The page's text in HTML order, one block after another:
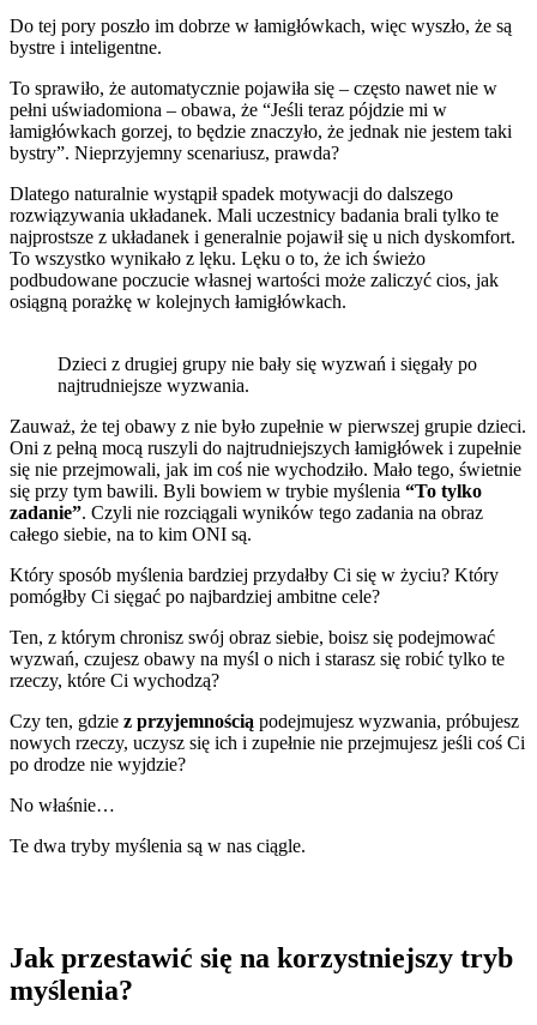
Do tej pory poszło im dobrze w łamigłówkach, więc wyszło, że są
bystre i inteligentne.
To sprawiło, że automatycznie pojawiła się – często nawet nie w
pełni uświadomiona – obawa, że “Jeśli teraz pójdzie mi w
łamigłówkach gorzej, to będzie znaczyło, że jednak nie jestem taki
bystry”. Nieprzyjemny scenariusz, prawda?
Dlatego naturalnie wystąpił spadek motywacji do dalszego
rozwiązywania układanek. Mali uczestnicy badania brali tylko te
najprostsze z układanek i generalnie pojawił się u nich dyskomfort.
To wszystko wynikało z lęku. Lęku o to, że ich świeżo
podbudowane poczucie własnej wartości może zaliczyć cios, jak
osiągną porażkę w kolejnych łamigłówkach.
Dzieci z drugiej grupy nie bały się wyzwań i sięgały po
najtrudniejsze wyzwania.
Zauważ, że tej obawy z nie było zupełnie w pierwszej grupie dzieci.
Oni z pełną mocą ruszyli do najtrudniejszych łamigłówek i zupełnie
się nie przejmowali, jak im coś nie wychodziło. Mało tego, świetnie
się przy tym bawili. Byli bowiem w trybie myślenia “To tylko
zadanie”. Czyli nie rozciągali wyników tego zadania na obraz
całego siebie, na to kim ONI są.
Który sposób myślenia bardziej przydałby Ci się w życiu? Który
pomógłby Ci sięgać po najbardziej ambitne cele?
Ten, z którym chronisz swój obraz siebie, boisz się podejmować
wyzwań, czujesz obawy na myśl o nich i starasz się robić tylko te
rzeczy, które Ci wychodzą?
Czy ten, gdzie z przyjemnością podejmujesz wyzwania, próbujesz
nowych rzeczy, uczysz się ich i zupełnie nie przejmujesz jeśli coś Ci
po drodze nie wyjdzie?
No właśnie…
Te dwa tryby myślenia są w nas ciągle.
Jak przestawić się na korzystniejszy tryb
myślenia?